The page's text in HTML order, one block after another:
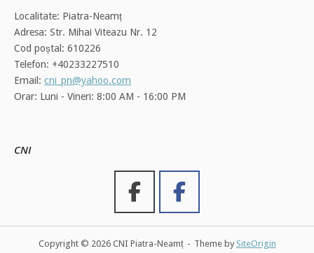
Localitate: Piatra-Neamț
Adresa: Str. Mihai Viteazu Nr. 12
Cod poștal: 610226
Telefon: +40233227510
Email: cni_pn@yahoo.com
Orar: Luni - Vineri: 8:00 AM - 16:00 PM
CNI
Copyright © 2026 CNI Piatra-Neamț Theme by SiteOrigin